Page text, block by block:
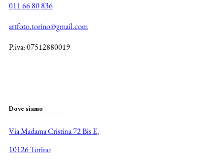
011 66 80 836
artfoto.torino@gmail.com
P.iva: 07512880019
Dove siamo
Via Madama Cristina 72 Bis E,
10126 Torino